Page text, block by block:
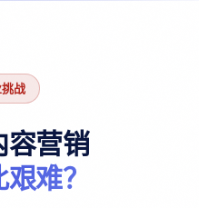
战
容营销
难？